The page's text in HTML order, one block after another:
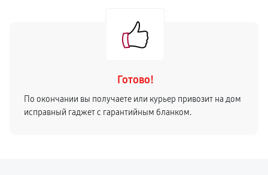
Готово!
По окончании вы получаете или курьер привозит на дом
исправный гаджет с гарантийным бланком.